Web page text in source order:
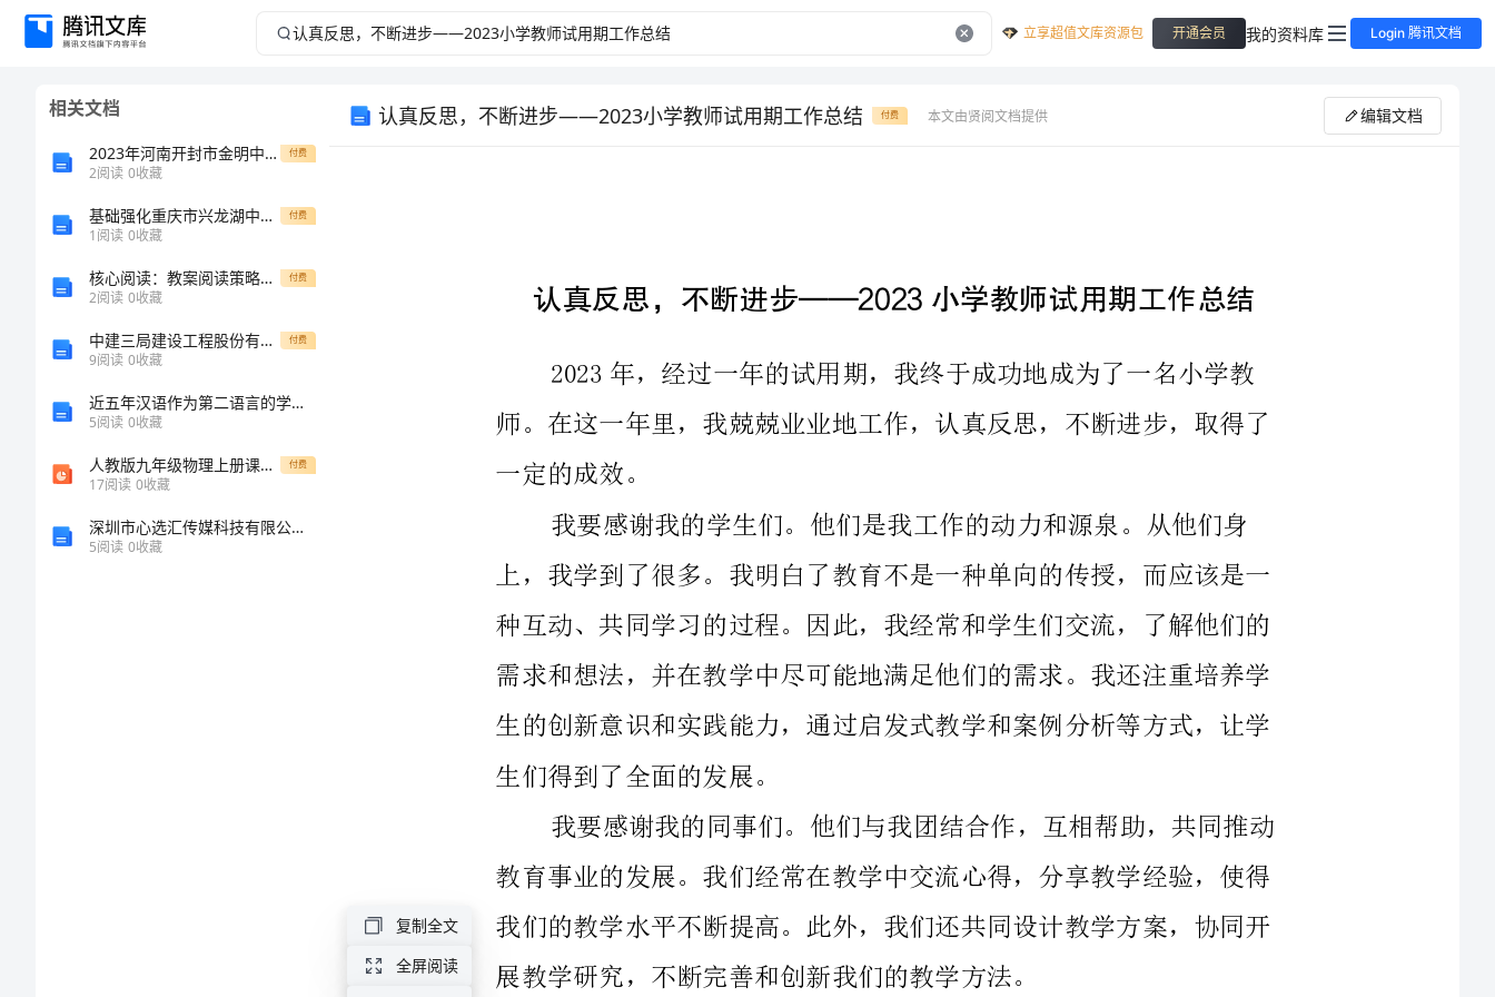
认
思，
——
2023
立享超值文库资源包 开通会员 我的资料库 Login 腾讯文档
相关文档
2023年河南开封市金明中学数学八年级下册三角形定向训练试题 付费
2阅读 0收藏
基础强化重庆市兴龙湖中学化学九年级上册期中重点解析 付费
1阅读 0收藏
核心阅读：教案阅读策略指导 付费
2阅读 0收藏
中建三局建设工程股份有限公司从业人员三级安全教育考试卷及答案 付费
9阅读 0收藏
近五年汉语作为第二语言的学习策略研究综述
5阅读 0收藏
人教版九年级物理上册课件-电压 付费
17阅读 0收藏
深圳市心选汇传媒科技有限公司介绍企业发展分析报告
5阅读 0收藏
认真反思，不断进步——2023小学教师试用期工作总结 付费 本文由贤阅文档提供 编辑文档
我要感谢自己。是自己的不懈努力和认真反思，才使得我能够在
2023年，经过一年的试用期，我终于成功地成为了一名小学教
我要感谢我的学生们。他们是我工作的动力和源泉。从他们身
需求和想法，并在教学中尽可能地满足他们的需求。我还注重培养学
生的创新意识和实践能力，通过启发式教学和案例分析等方式，让学
生们得到了全面的发展。
我要感谢我的同事们。他们与我团结合作，互相帮助，共同推动
我要感谢我的领导们。他们为我们提供了良好的工作环境和条
件，同时也给予了我们充分的支持和帮助。他们关注我们的工作进
复制全文
全屏阅读